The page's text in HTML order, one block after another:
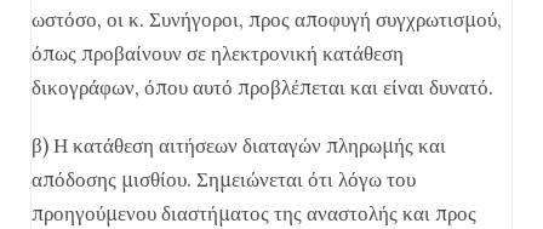
ωστόσο, οι κ. Συνήγοροι, προς αποφυγή συγχρωτισμού,
όπως προβαίνουν σε ηλεκτρονική κατάθεση
δικογράφων, όπου αυτό προβλέπεται και είναι δυνατό.
β) Η κατάθεση αιτήσεων διαταγών πληρωμής και
απόδοσης μισθίου. Σημειώνεται ότι λόγω του
προηγούμενου διαστήματος της αναστολής και προς